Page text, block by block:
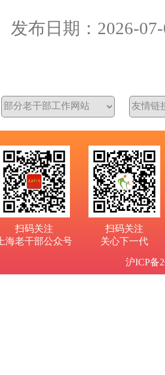
发布日期：2026-
扫码关注
上海老干部公众号
扫码关注
关心下一代
沪ICP备